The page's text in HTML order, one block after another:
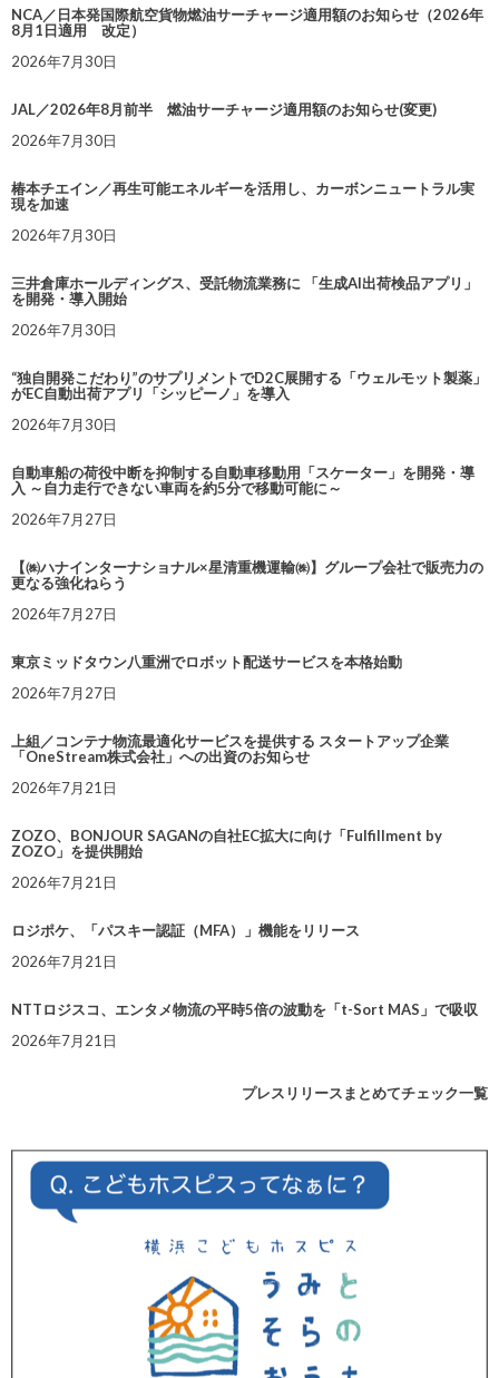
NCA／日本発国際航空貨物燃油サーチャージ適用額のお知らせ（2026年
8月1日適用 改定）
2026年7月30日
JAL／2026年8月前半 燃油サーチャージ適用額のお知らせ(変更)
2026年7月30日
椿本チエイン／再生可能エネルギーを活用し、カーボンニュートラル実
現を加速
2026年7月30日
三井倉庫ホールディングス、受託物流業務に 「生成AI出荷検品アプリ」
を開発・導入開始
2026年7月30日
“独自開発こだわり”のサプリメントでD2C展開する「ウェルモット製薬」
がEC自動出荷アプリ「シッピーノ」を導入
2026年7月30日
自動車船の荷役中断を抑制する自動車移動用「スケーター」を開発・導
入 ～自力走行できない車両を約5分で移動可能に～
2026年7月27日
【㈱ハナインターナショナル×星清重機運輸㈱】グループ会社で販売力の
更なる強化ねらう
2026年7月27日
東京ミッドタウン八重洲でロボット配送サービスを本格始動
2026年7月27日
上組／コンテナ物流最適化サービスを提供する スタートアップ企業
「OneStream株式会社」への出資のお知らせ
2026年7月21日
ZOZO、BONJOUR SAGANの自社EC拡大に向け「Fulfillment by
ZOZO」を提供開始
2026年7月21日
ロジポケ、「パスキー認証（MFA）」機能をリリース
2026年7月21日
NTTロジスコ、エンタメ物流の平時5倍の波動を「t-Sort MAS」で吸収
2026年7月21日
プレスリリースまとめてチェック一覧